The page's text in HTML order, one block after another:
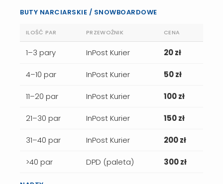
BUTY NARCIARSKIE / SNOWBOARDOWE
ILOŚĆ PAR PRZEWOŹNIK CENA
1–3 pary InPost Kurier 20 zł
4–10 par InPost Kurier 50 zł
11–20 par InPost Kurier 100 zł
21–30 par InPost Kurier 150 zł
31–40 par InPost Kurier 200 zł
>40 par DPD (paleta) 300 zł